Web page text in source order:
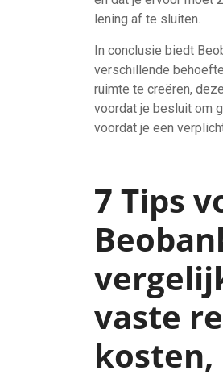
lening af te sluiten.
In conclusie biedt
verschillende
ruimte te creëren,
voordat je besluit om
voordat je een
7 Tips
vaste
kosten,